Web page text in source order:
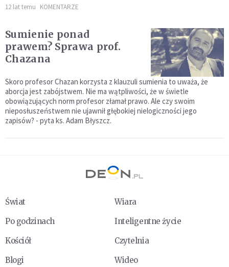
12 lat temu KOMENTARZE
Sumienie ponad
prawem? Sprawa prof.
Chazana
Skoro profesor Chazan korzysta z klauzuli sumienia to uważa, że
aborcja jest zabójstwem. Nie ma wątpliwości, że w świetle
obowiązujących norm profesor złamał prawo. Ale czy swoim
nieposłuszeństwem nie ujawnił głębokiej nielogiczności jego
zapisów? - pyta ks. Adam Błyszcz.
Świat
Wiara
Po godzinach
Inteligentne życie
Kościół
Czytelnia
Blogi
Wideo